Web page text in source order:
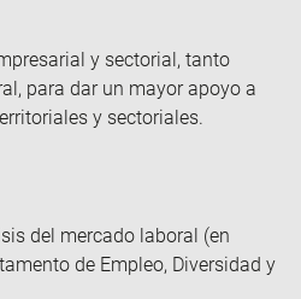
y sectorial, tanto
para dar un mayor apoyo a
y sectoriales.
del mercado laboral (en
de Empleo, Diversidad y